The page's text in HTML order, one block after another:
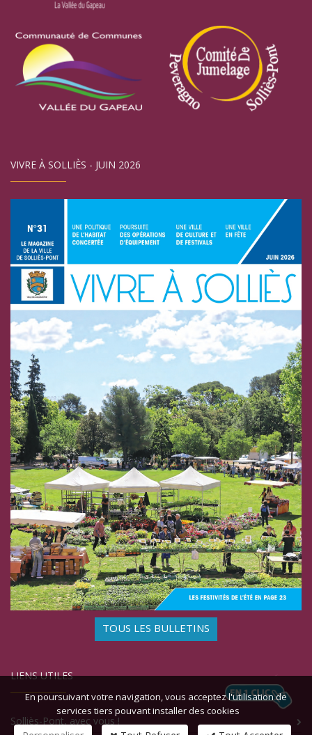
VIVRE À SOLLIÈS - JUIN 2026
TOUS LES BULLETINS
LIENS UTILES
Solliès-Pont, avec vous !
En poursuivant votre navigation, vous acceptez l'utilisation de
services tiers pouvant installer des cookies